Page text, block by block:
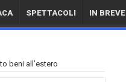
SPETTACOLI IN BREVE
beni all’estero